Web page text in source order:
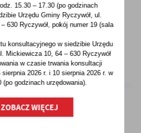
w ogłoszeniu otwartego
realizację zadań publicznych
15.30 – 17.30 (po godzinach
Urzędu Gminy Ryczywół, ul.
630 Ryczywół, pokójnumer 19 (sala
konsultacyjnego w siedzibie Urzędu
Mickiewicza 10, 64 – 630 Ryczywół
w czasie trwania konsultacji
sierpnia 2026 r. i 10 sierpnia 2026 r. w
(po godzinachurzędowania).
ZOBACZ WIĘCEJ